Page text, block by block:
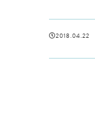
2018.04.22